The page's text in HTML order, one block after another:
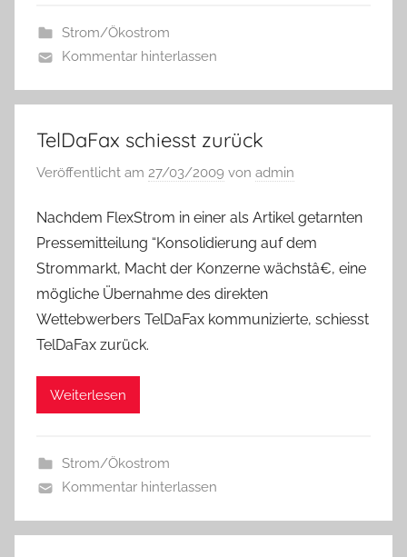
Strom/Ökostrom
Kommentar hinterlassen
TelDaFax schiesst zurück
Veröffentlicht am 27/03/2009 von admin
Nachdem FlexStrom in einer als Artikel getarnten
Pressemitteilung “Konsolidierung auf dem
Strommarkt, Macht der Konzerne wächstâ€, eine
mögliche Übernahme des direkten
Wettebwerbers TelDaFax kommunizierte, schiesst
TelDaFax zurück.
Weiterlesen
Strom/Ökostrom
Kommentar hinterlassen